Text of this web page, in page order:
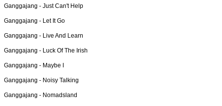
Ganggajang - Just Can't Help
Ganggajang - Let It Go
Ganggajang - Live And Learn
Ganggajang - Luck Of The Irish
Ganggajang - Maybe I
Ganggajang - Noisy Talking
Ganggajang - Nomadsland